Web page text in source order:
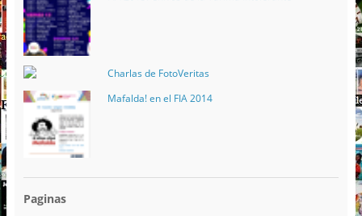
Charlas de FotoVeritas
Mafalda! en el FIA 2014
Paginas